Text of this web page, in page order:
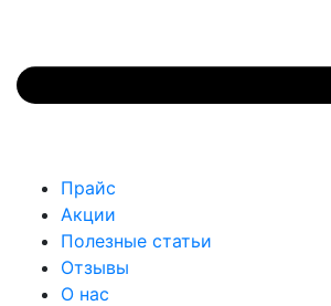
Прайс
Акции
Полезные статьи
Отзывы
О нас